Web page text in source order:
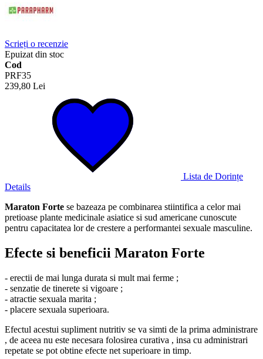
Scrieți o recenzie
Epuizat din stoc
Cod
PRF35
239,80 Lei
Lista de Dorințe
Details
Maraton Forte se bazeaza pe combinarea stiintifica a celor mai
pretioase plante medicinale asiatice si sud americane cunoscute
pentru capacitatea lor de crestere a performantei sexuale masculine.
Efecte si beneficii Maraton Forte
- erectii de mai lunga durata si mult mai ferme ;
- senzatie de tinerete si vigoare ;
- atractie sexuala marita ;
- placere sexuala superioara.
Efectul acestui supliment nutritiv se va simti de la prima administrare
, de aceea nu este necesara folosirea curativa , insa cu administrari
repetate se pot obtine efecte net superioare in timp.